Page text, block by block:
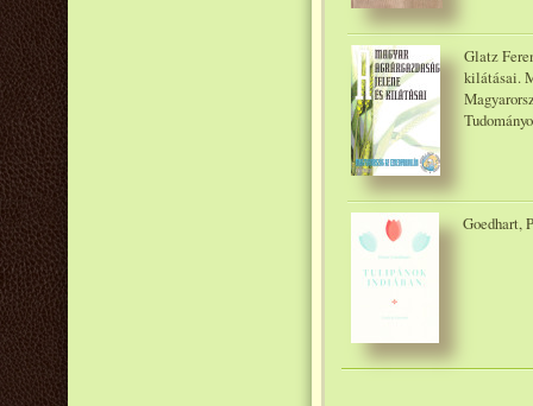
Glatz
kilátásai.
Goedhart,